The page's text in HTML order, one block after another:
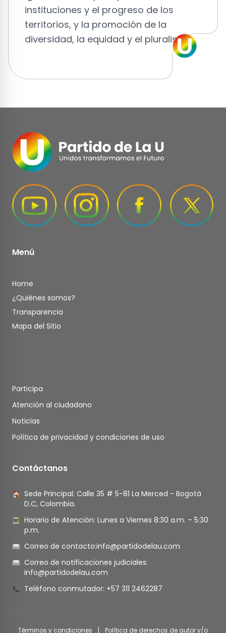
instituciones y el progreso de los
territorios, y la promoción de la
diversidad, la equidad y el pluralismo.
Menú
Home
¿Quiénes somos?
Transparencia
Mapa del Sitio
Participa
Atención al ciudadano
Noticias
Política de privacidad y condiciones de uso
Contáctanos
Sede Principal: Calle 35 # 5-81 La Merced - Bogotá
D.C, Colombia.
Horario de Atención: Lunes a Viernes 8:30 a.m. – 5:30
p.m.
Correo de contacto:info@partidodelau.com
Correo de notificaciones judiciales:
info@partidodelau.com
Teléfono conmutador: +57 311 2462287
Términos y condiciones | Política de derechos de autor y/o